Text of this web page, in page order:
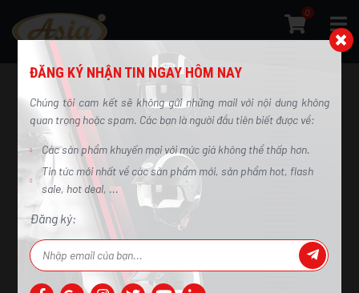
ĐĂNG KÝ NHẬN TIN NGAY HÔM NAY
Chúng tôi cam kết sẽ không gửi những mail với nội dung không
quan trọng hoặc spam. Các bạn là người đầu tiên biết được về:
Các sản phẩm khuyến mại với mức giá không thể thấp hơn.
Tin tức mới nhất về các sản phẩm mới, sản phẩm hot, flash
sale, hot deal, ...
Đăng ký:
0
Gợi ý địa điểm rong chơi, khám phá cuối
tuần
Trang chủ Tin tức Gợi ý địa điểm rong chơi, khám phá cuối tuần